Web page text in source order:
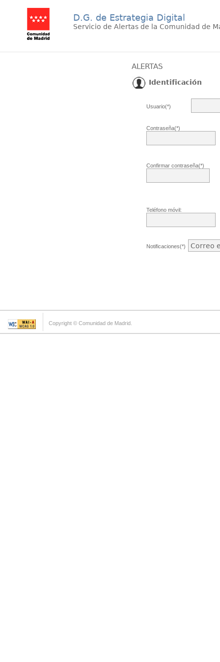
D.G. de Estrategia Digital
Servicio de Alertas de la Comunidad de
ALERTAS
Identificación
Usuario(*)
Contraseña(*)
Confirmar contraseña(*)
Teléfono móvil:
Notificaciones(*)
Copyright © Comunidad de Madrid.